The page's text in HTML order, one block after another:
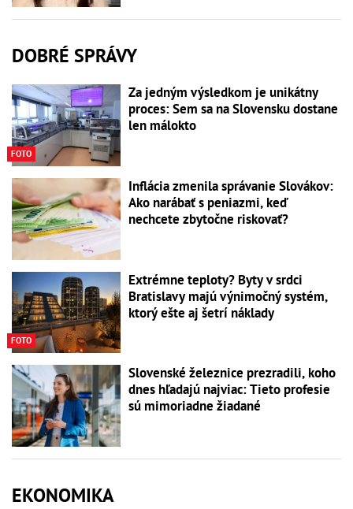
DOBRÉ SPRÁVY
FOTO
Za jedným výsledkom je unikátny
proces: Sem sa na Slovensku dostane
len málokto
Inflácia zmenila správanie Slovákov:
Ako narábať s peniazmi, keď
nechcete zbytočne riskovať?
FOTO
Extrémne teploty? Byty v srdci
Bratislavy majú výnimočný systém,
ktorý ešte aj šetrí náklady
Slovenské železnice prezradili, koho
dnes hľadajú najviac: Tieto profesie
sú mimoriadne žiadané
EKONOMIKA